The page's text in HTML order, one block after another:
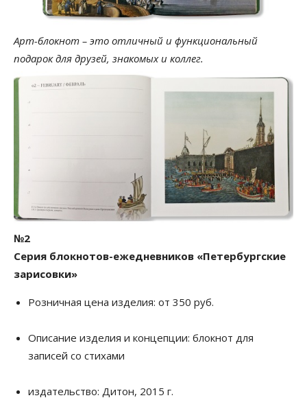
Арт-блокнот – это отличный и функциональный
подарок для друзей, знакомых и коллег.
№2
Серия блокнотов-ежедневников «Петербургские
зарисовки»
Розничная цена изделия: от 350 руб.
Описание изделия и концепции: блокнот для
записей со стихами
издательство: Дитон, 2015 г.